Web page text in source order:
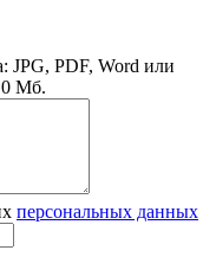
JPG, PDF, Word или
Мб.
персональных данных